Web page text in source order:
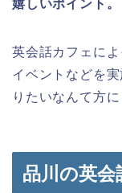
嬉しいポイント。
英会話カフェに
イベントなどを
りたいなんて方
品川の英会